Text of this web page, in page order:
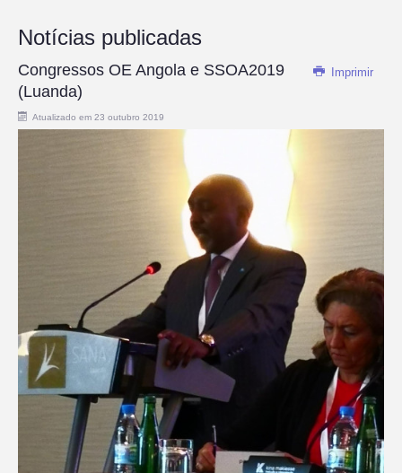
Notícias publicadas
Imprimir
Congressos OE Angola e SSOA2019
(Luanda)
Atualizado em 23 outubro 2019